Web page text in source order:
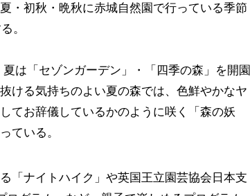
・初秋・晩秋に赤城自然園で行っている季節
。
は「セゾンガーデン」・「四季の森」を開園
ける気持ちのよい夏の森では、色鮮やかなヤ
てお辞儀しているかのように咲く「森の妖
ている。
「ナイトハイク」や英国王立園芸協会日本支